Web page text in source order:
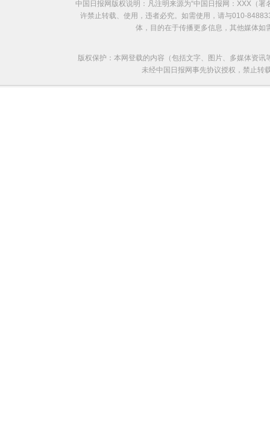
欧洲国家不愿与俄罗斯闹僵
中国日报网版权说明：凡注明来源为“中国日报网：XXX（
许禁止转载、使用，违者必究。如需使用，请与010-
体，目的在于传播更多信息，其他媒体
版权保护：本网登载的内容（包括文字、图片、多媒体资
未经中国日报网事先协议授权，禁止转